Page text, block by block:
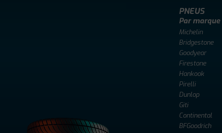
PNEUS
Par marque
Michelin
Bridgestone
Goodyear
Firestone
Hankook
Pirelli
Dunlop
Giti
Continental
BFGoodrich